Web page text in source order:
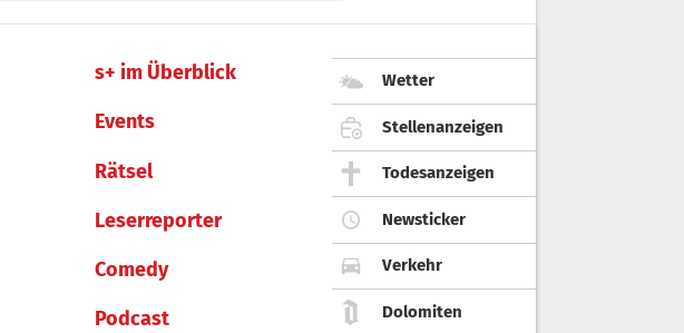
s+ im Überblick
Events
Rätsel
Leserreporter
Comedy
Podcast
Wetter
Stellenanzeigen
Todesanzeigen
Newsticker
Verkehr
Dolomiten